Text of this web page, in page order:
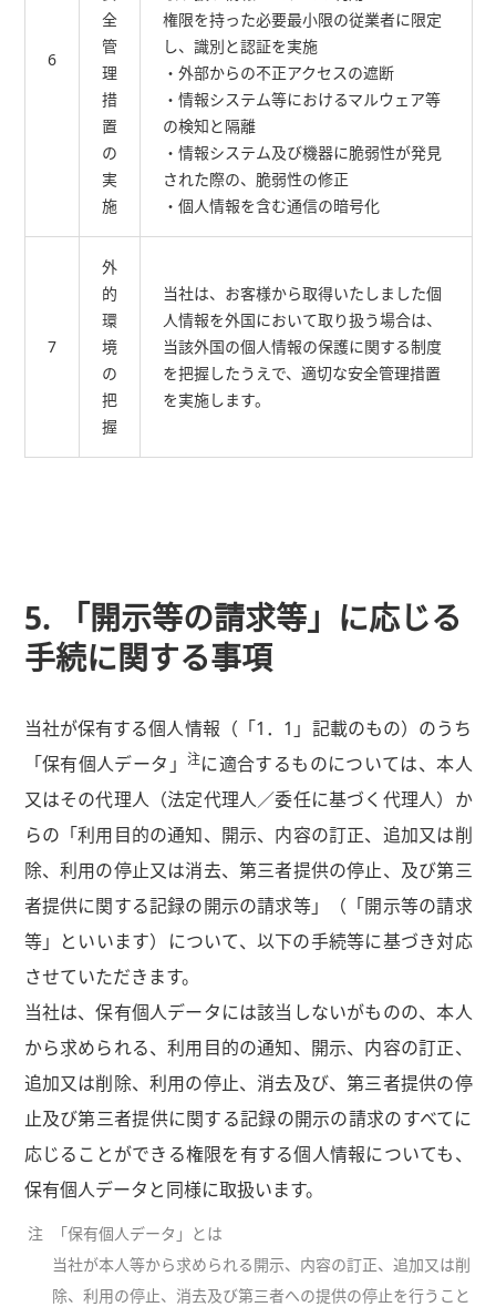
6
全
管
理
措
置
の
実
施
権限を持った必要最小限の従業者に限定
し、識別と認証を実施
・外部からの不正アクセスの遮断
・情報システム等におけるマルウェア等
の検知と隔離
・情報システム及び機器に脆弱性が発見
された際の、脆弱性の修正
・個人情報を含む通信の暗号化
7
外
的
環
境
の
把
握
当社は、お客様から取得いたしました個
人情報を外国において取り扱う場合は、
当該外国の個人情報の保護に関する制度
を把握したうえで、適切な安全管理措置
を実施します。
5. 「開示等の請求等」に応じる
手続に関する事項
当社が保有する個人情報（「1．1」記載のもの）のうち
「保有個人データ」 注に適合するものについては、本人
又はその代理人（法定代理人／委任に基づく代理人）か
らの「利用目的の通知、開示、内容の訂正、追加又は削
除、利用の停止又は消去、第三者提供の停止、及び第三
者提供に関する記録の開示の請求等」（「開示等の請求
等」といいます）について、以下の手続等に基づき対応
させていただきます。
当社は、保有個人データには該当しないがものの、本人
から求められる、利用目的の通知、開示、内容の訂正、
追加又は削除、利用の停止、消去及び、第三者提供の停
止及び第三者提供に関する記録の開示の請求のすべてに
応じることができる権限を有する個人情報についても、
保有個人データと同様に取扱います。
注
「保有個人データ」とは
当社が本人等から求められる開示、内容の訂正、追加又は削
除、利用の停止、消去及び第三者への提供の停止を行うこと